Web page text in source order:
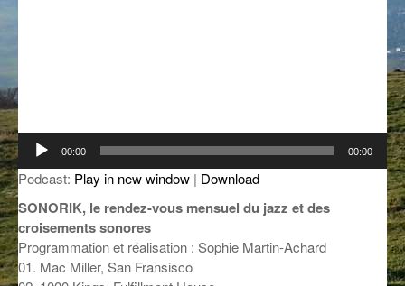
LA FABRIK POÉTIK
LA MINUTE LITTÉRAIRE
LA SOUTERRAINE
MUSIQUE DES ANTIPODES
Lecteur
audio
00:00 00:00
Podcast: Play in new window | Download
SONORIK, le rendez-vous mensuel du jazz et des
croisements sonores
Programmation et réalisation : Sophie Martin-Achard
01. Mac Miller, San Fransisco